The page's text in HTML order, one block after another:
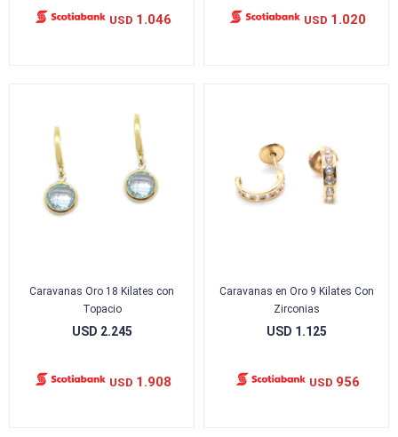
USD 1.046 USD 1.020
Caravanas Oro 18 Kilates con
Topacio
USD 2.245
USD 1.908
Caravanas en Oro 9 Kilates Con
Zirconias
USD 1.125
USD 956